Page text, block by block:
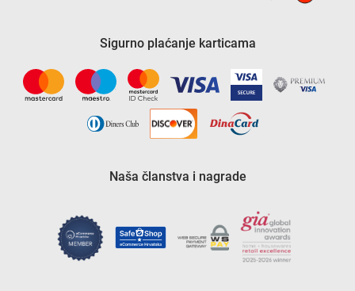
Sigurno plaćanje karticama
Naša članstva i nagrade